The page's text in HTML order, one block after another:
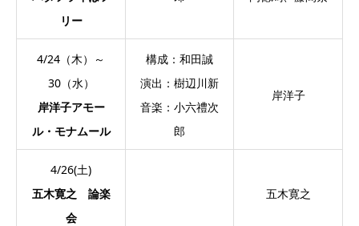
リー
4/24（木）～
30（水）
岸洋子アモー
ル・モナムール
構成：和田誠
演出：樹辺川新
音楽：小六禮次
郎
岸洋子
4/26(土)
五木寛之 論楽
会
五木寛之